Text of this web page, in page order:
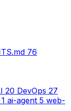
76
20 DevOps 27
1 ai-agent 5 web-